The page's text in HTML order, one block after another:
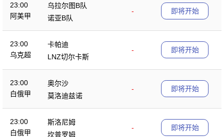
23:00
阿美甲
乌拉尔图B队
-
诺亚B队
即将开始
23:00
乌克超
卡帕迪
-
LNZ切尔卡斯
即将开始
23:00
白俄甲
奥尔沙
-
莫洛迪兹诺
即将开始
23:00
白俄甲
斯洛尼姆
-
坎普罗姆
即将开始